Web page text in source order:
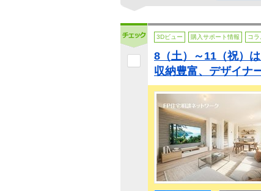
3Dビュー 購入サポート情報 コラ
8（土）～11（祝）
収納豊富、デザイナ